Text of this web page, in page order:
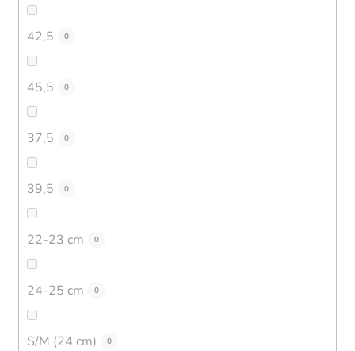
42,5 0
45,5 0
37,5 0
39,5 0
22-23 cm 0
24-25 cm 0
S/M (24 cm) 0